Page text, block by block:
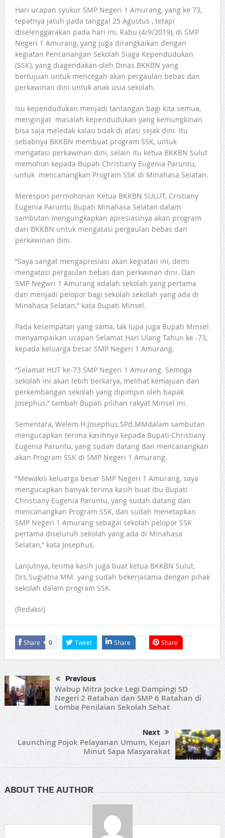
Hari ucapan syukur SMP Negeri 1 Amurang, yang ke 73,
tepatnya jatuh pada tanggal 25 Agustus , tetapi
diselenggarakan pada hari ini, Rabu (4/9/2019), di SMP
Negeri 1 Amurang, yang juga dirangkaikan dengan
kegiatan Pencanangan Sekolah Siaga Kependudukan
(SSK), yang diagendakan oleh Dinas BKKBN yang
bertujuan untuk mencegah akan pergaulan bebas dan
perkawinan dini untuk anak usia sekolah.
Isu kependudukan menjadi tantangan bagi kita semua,
mengingat masalah kependudukan yang kemungkinan
bisa saja meledak kalau tidak di atasi sejak dini. Itu
sebabnya BKKBN membuat program SSK, untuk
mengatasi perkawinan dini, selain itu ketua BKKBN Sulut
memohon kepada Bupati Christiany Eugenia Paruntu,
untuk mencanangkan Program SSK di Minahasa Selatan.
Merespon permohonan Ketua BKKBN SULUT, Cristiany
Eugenia Paruntu Bupati Minahasa Selatan dalam
sambutan mengungkapkan apresiasinya akan program
dari BKKBN untuk mengatasi pergaulan bebas dan
perkawinan dini.
“Saya sangat mengapresiasi akan kegiatan ini, demi
mengatasi pergaulan bebas dan perkwinan dini. Dan
SMP Negwri 1 Amurang adalah sekolah yang pertama
dan menjadi pelopor bagi sekolah sekolah yang ada di
Minahasa Selatan,” kata Bupati Minsel.
Pada kesempatan yang sama, tak lupa juga Bupati Minsel
menyampaikan ucapan Selamat Hari Ulang Tahun ke -73,
kepada keluarga besar SMP Negeri 1 Amurang.
“Selamat HUT ke-73 SMP Negeri 1 Amurang. Semoga
sekolah ini akan lebih berkarya, melihat kemajuan dan
perkembangan sekolah yang dipimpin oleh bapak
Josephus,” tambah Bupati pilihan rakyat Minsel ini.
Sementara, Welem.H.Josephus.SPd.MMdalam sambutan
mengucapkan terima kasihnya kepada Bupati Christiany
Eugenia Paruntu, yang sudah datang dan mencanangkan
akan Program SSK di SMP Negeri 1 Amurang.
“Mewakili keluarga besar SMP Negeri 1 Amurang, saya
mengucapkan banyak terima kasih buat Ibu Bupati
Christiany Eugenia Paruntu, yang sudah datang dan
mencanangkan Program SSK, dan sudah menetapkan
SMP Negeri 1 Amurang sebagai sekolah pelopor SSK
pertama diseluruh sekolah yang ada di Minahasa
Selatan,” kata Josephus.
Lanjutnya, terima kasih juga buat ketua BKKBN Sulut,
Drs.Sugiatna MM. yang sudah bekerjasama dengan pihak
sekolah dalam program SSK.
(Redaksi)
Share 0 Tweet Share Share
Previous
Wabup Mitra Jocke Legi Dampingi SD
Negeri 2 Ratahan dan SMP 6 Ratahan di
Lomba Penilaian Sekolah Sehat
Next
Launching Pojok Pelayanan Umum, Kejari
Minut Sapa Masyarakat
ABOUT THE AUTHOR